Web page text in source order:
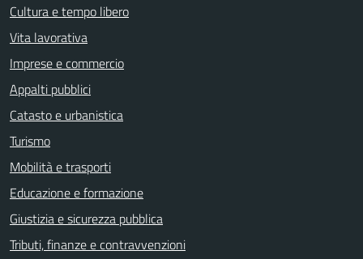
Cultura e tempo libero
Vita lavorativa
Imprese e commercio
Appalti pubblici
Catasto e urbanistica
Turismo
Mobilità e trasporti
Educazione e formazione
Giustizia e sicurezza pubblica
Tributi, finanze e contravvenzioni